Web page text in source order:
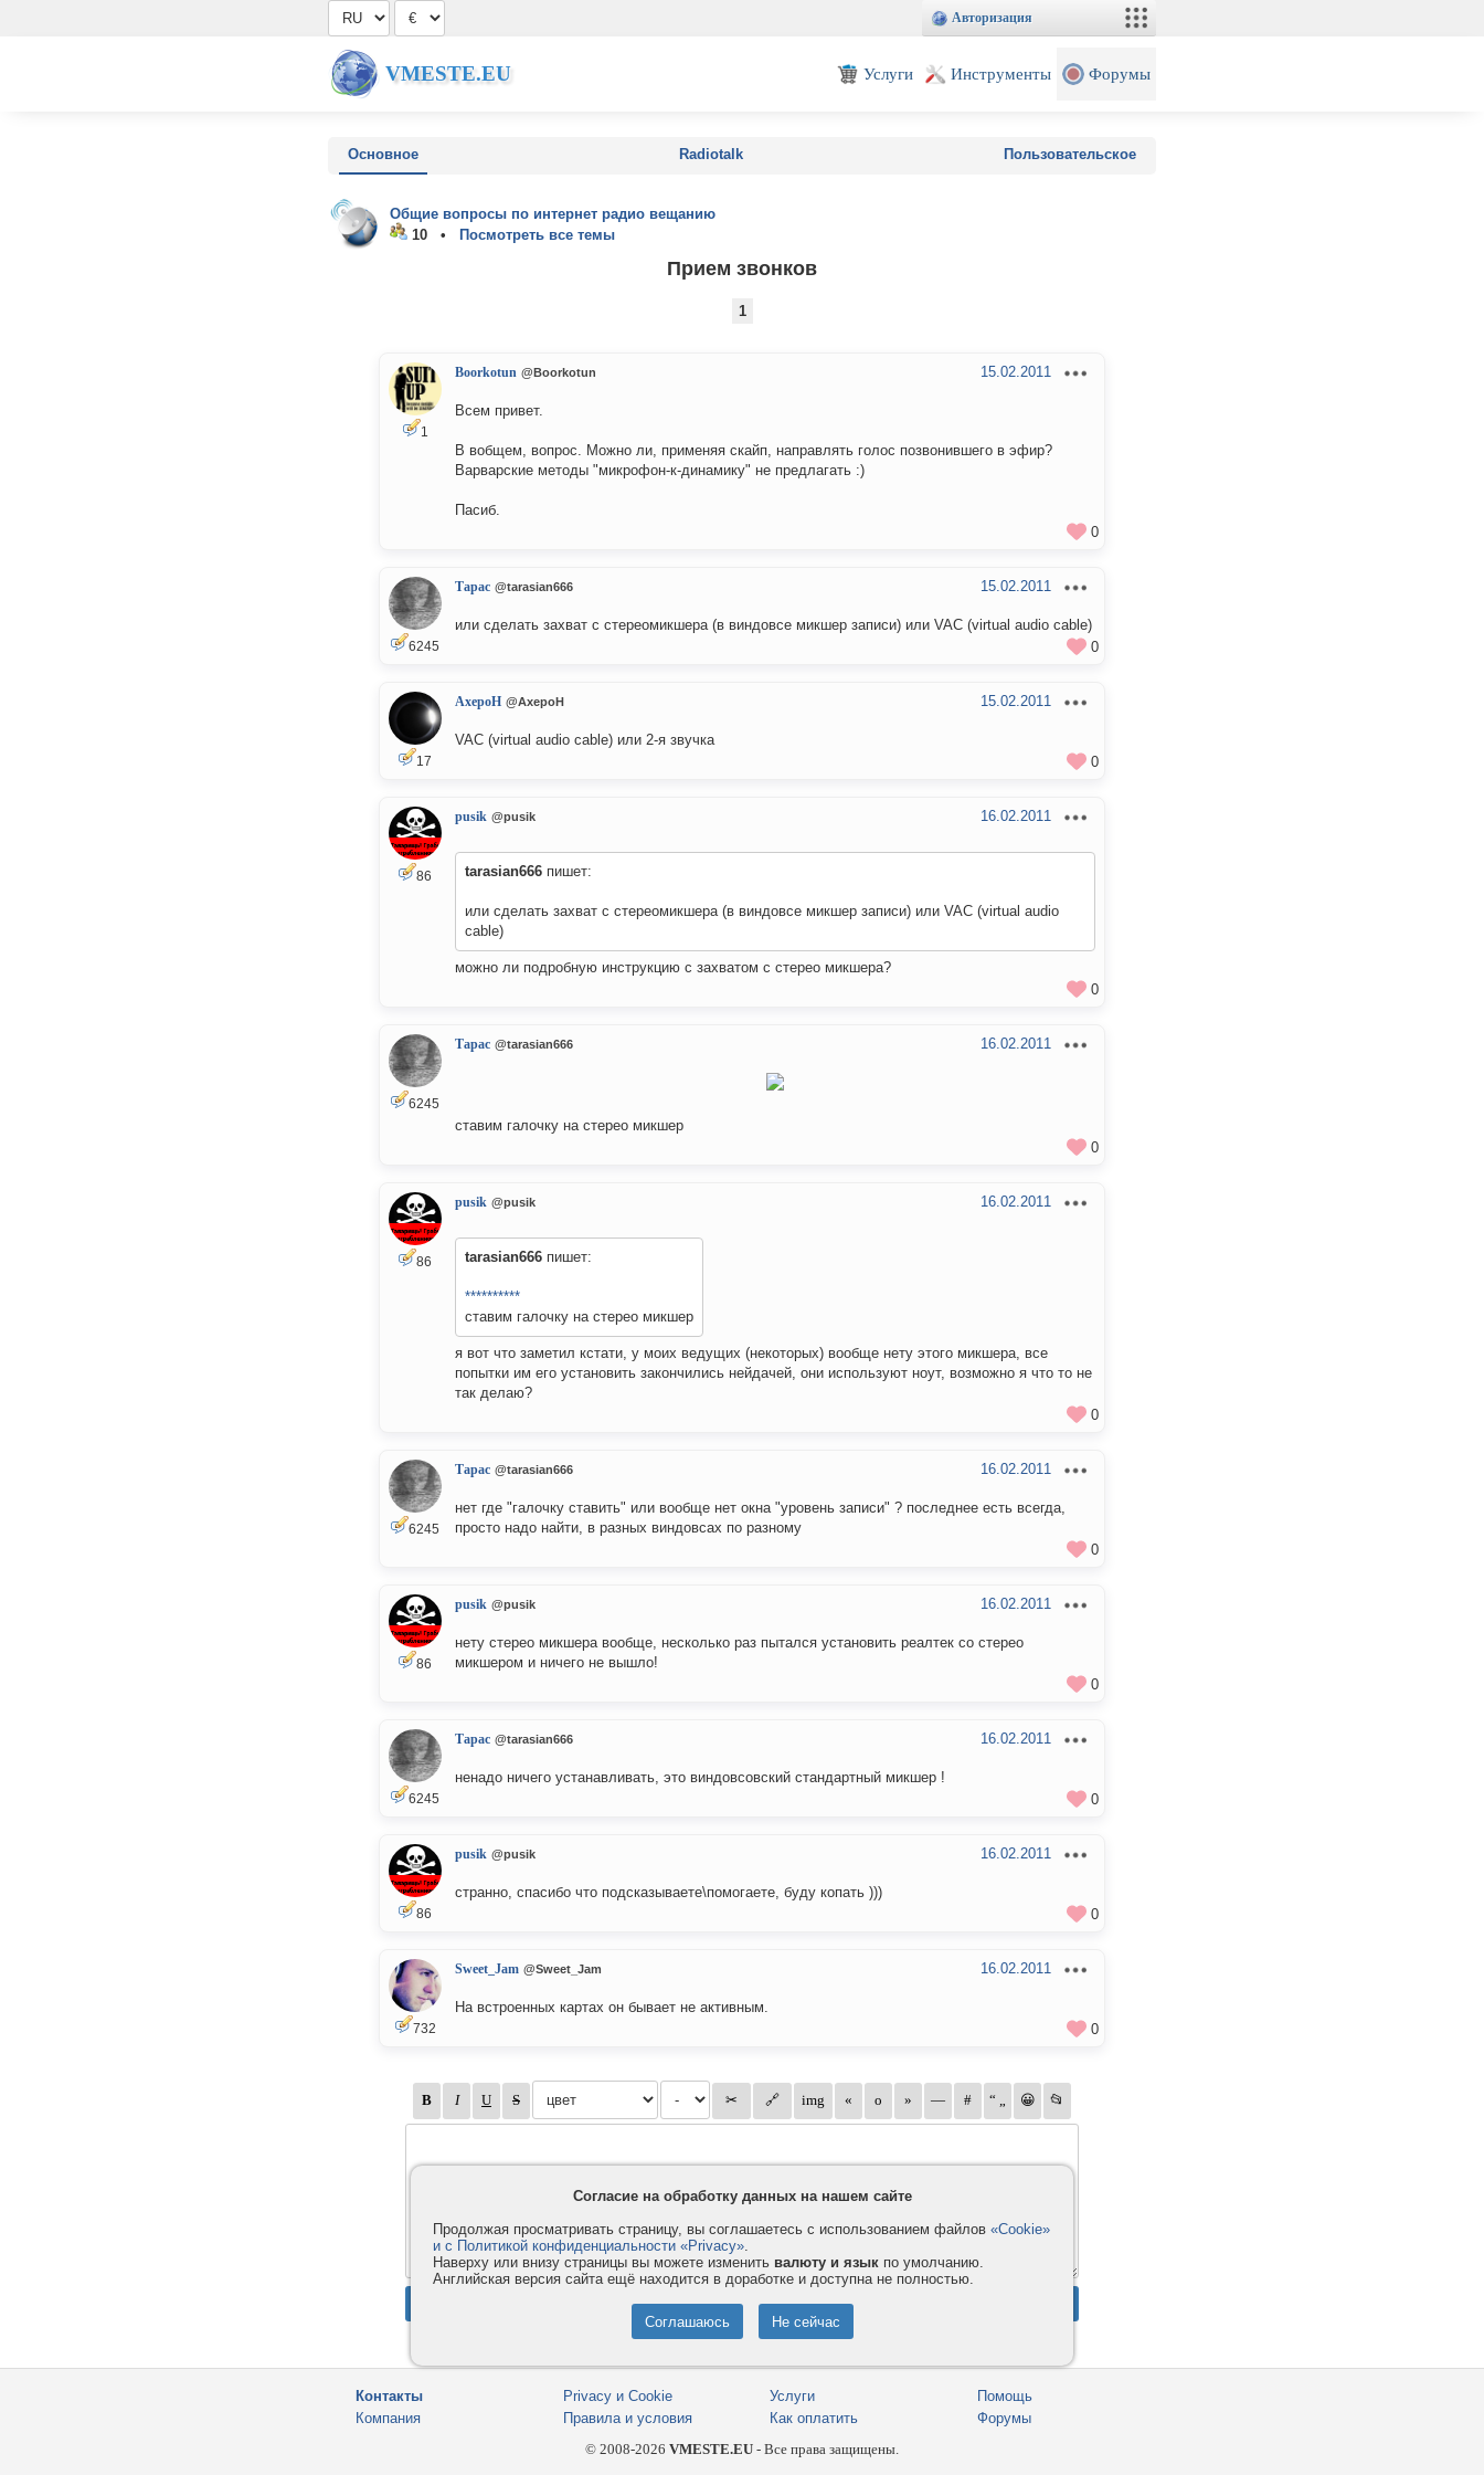
Авторизация
VMESTE.EU Услуги Инструменты Форумы
Основное Radiotalk Пользовательское
Общие вопросы по интернет радио вещанию
10 •
Посмотреть все темы
Прием звонков
1
1
Boorkotun @Boorkotun 15.02.2011
Всем привет.
В вобщем, вопрос. Можно ли, применяя скайп, направлять голос позвонившего в эфир?
Варварские методы "микрофон-к-динамику" не предлагать :)
Пасиб.
0
6245
Тарас @tarasian666 15.02.2011
или сделать захват с стереомикшера (в виндовсе микшер записи) или VAC (virtual audio cable)
0
17
AxepoH @AxepoH 15.02.2011
VAC (virtual audio cable) или 2-я звучка
0
86
pusik @pusik 16.02.2011
tarasian666 пишет:
или сделать захват с стереомикшера (в виндовсе микшер записи) или VAC (virtual audio
cable)
можно ли подробную инструкцию с захватом с стерео микшера?
0
6245
Тарас @tarasian666 16.02.2011
ставим галочку на стерео микшер
0
86
pusik @pusik 16.02.2011
tarasian666 пишет:
**********
ставим галочку на стерео микшер
я вот что заметил кстати, у моих ведущих (некоторых) вообще нету этого микшера, все
попытки им его установить закончились нейдачей, они используют ноут, возможно я что то не
так делаю?
0
6245
Тарас @tarasian666 16.02.2011
нет где "галочку ставить" или вообще нет окна "уровень записи" ? последнее есть всегда,
просто надо найти, в разных виндовсах по разному
0
86
pusik @pusik 16.02.2011
нету стерео микшера вообще, несколько раз пытался установить реалтек со стерео
микшером и ничего не вышло!
0
6245
Тарас @tarasian666 16.02.2011
ненадо ничего устанавливать, это виндовсовский стандартный микшер !
0
86
pusik @pusik 16.02.2011
странно, спасибо что подсказываете\помогаете, буду копать )))
0
732
Sweet_Jam @Sweet_Jam 16.02.2011
На встроенных картах он бывает не активным.
0
Контакты
Компания
Privacy и Cookie
Правила и условия
Услуги
Как оплатить
Помощь
Форумы
© 2008-2026 VMESTE.EU - Все права защищены.
Согласие на обработку данных на нашем сайте
Продолжая просматривать страницу, вы соглашаетесь с использованием файлов «Cookie»
и с Политикой конфиденциальности «Privacy».
Наверху или внизу страницы вы можете изменить валюту и язык по умолчанию.
Английская версия сайта ещё находится в доработке и доступна не полностью.